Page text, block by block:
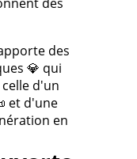
des
💎 qui
d'un
et d'une
en